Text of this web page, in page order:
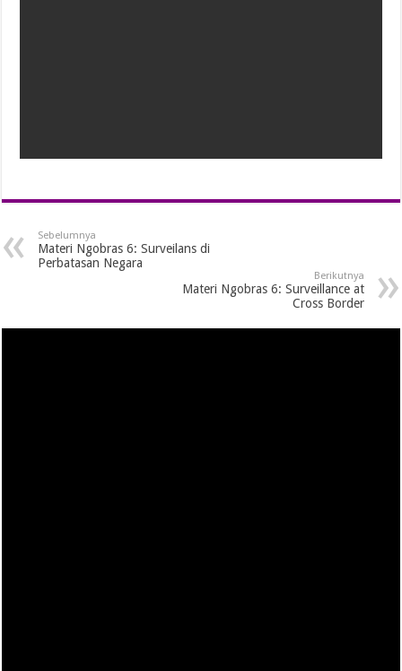
Sebelumnya
Materi Ngobras 6: Surveilans di
Perbatasan Negara
Berikutnya
Materi Ngobras 6: Surveillance at
Cross Border